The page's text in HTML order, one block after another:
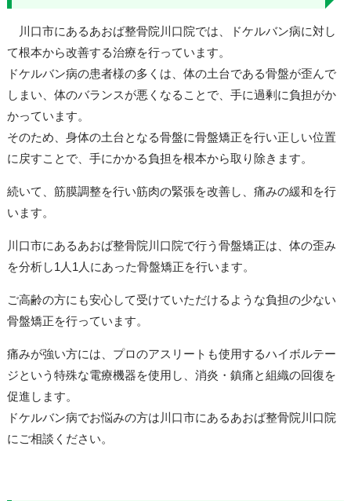
川口市にあるあおば整骨院川口院では、ドケルバン病に対し
て根本から改善する治療を行っています。
ドケルバン病の患者様の多くは、体の土台である骨盤が歪んで
しまい、体のバランスが悪くなることで、手に過剰に負担がか
かっています。
そのため、身体の土台となる骨盤に骨盤矯正を行い正しい位置
に戻すことで、手にかかる負担を根本から取り除きます。
続いて、筋膜調整を行い筋肉の緊張を改善し、痛みの緩和を行
います。
川口市にあるあおば整骨院川口院で行う骨盤矯正は、体の歪み
を分析し1人1人にあった骨盤矯正を行います。
ご高齢の方にも安心して受けていただけるような負担の少ない
骨盤矯正を行っています。
痛みが強い方には、プロのアスリートも使用するハイボルテー
ジという特殊な電療機器を使用し、消炎・鎮痛と組織の回復を
促進します。
ドケルバン病でお悩みの方は川口市にあるあおば整骨院川口院
にご相談ください。